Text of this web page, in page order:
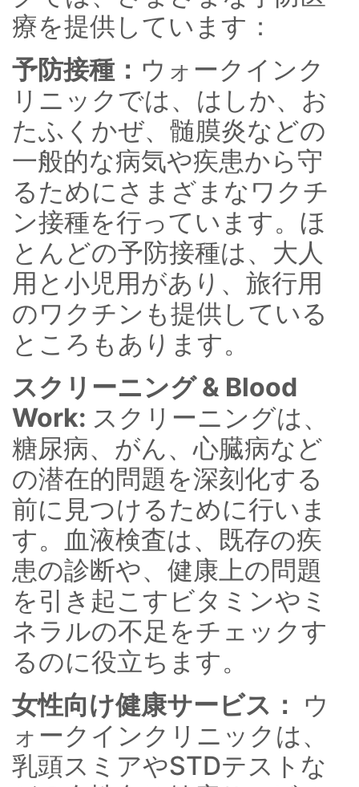
療を提供しています：
予防接種： ウォークインク
リニックでは、はしか、お
たふくかぜ、髄膜炎などの
一般的な病気や疾患から守
るためにさまざまなワクチ
ン接種を行っています。ほ
とんどの予防接種は、大人
用と小児用があり、旅行用
のワクチンも提供している
ところもあります。
スクリーニング & Blood
Work: スクリーニングは、
糖尿病、がん、心臓病など
の潜在的問題を深刻化する
前に見つけるために行いま
す。血液検査は、既存の疾
患の診断や、健康上の問題
を引き起こすビタミンやミ
ネラルの不足をチェックす
るのに役立ちます。
女性向け健康サービス： ウ
ォークインクリニックは、
乳頭スミアやSTDテストな